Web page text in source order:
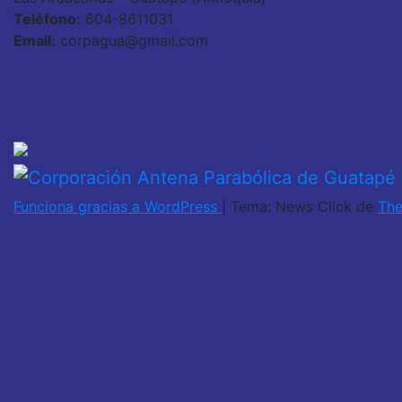
Teléfono: 604-8611031
Email: corpagua@gmail.com
Funciona gracias a WordPress Tema: News Click de